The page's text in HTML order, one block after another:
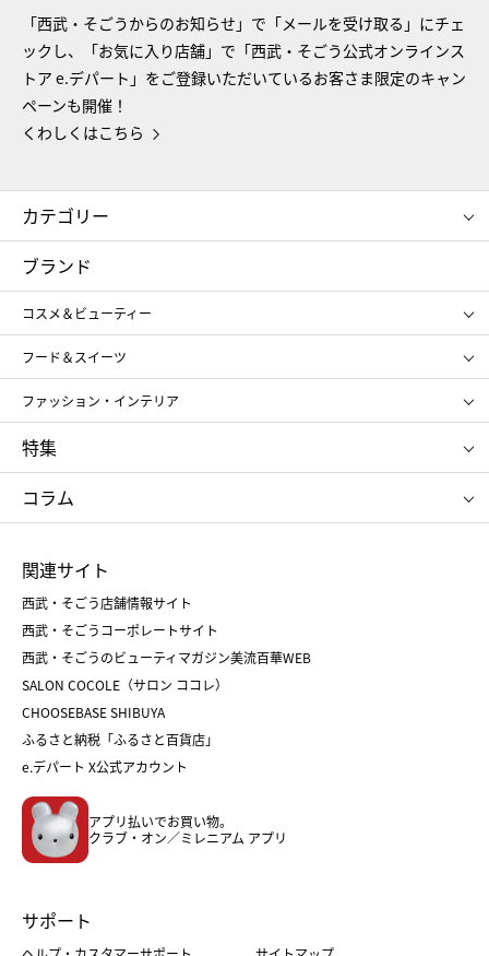
「西武・そごうからのお知らせ」で「メールを受け取る」にチェ
ックし、「お気に入り店舗」で「西武・そごう公式オンラインス
トア e.デパート」をご登録いただいているお客さま限定のキャン
ペーンも開催！
くわしくはこちら
カテゴリー
コスメ＆ビューティー
ギフト
レディース
メンズ
スポーツ・アウトドア
お中元
お歳暮
ブランド
コスメ＆ビューティー
SHISEIDO
ポール&ジョー ボーテ
ジルスチュアート
NARS
RMK
クリニーク
SK-Ⅱ
フード＆スイーツ
アンリ・シャルパンティエ
ゴディバ
新宿高野
たねや
ねんりん家
ファッション・インテリア
ポロ ラルフ ローレン
タケオ キクチ
ママ＆キッズ
シュタイフ
特集
お中元
ひな人形
五月人形
父の日
クリスマスケーキ
ホワイトデー
コラム
菓子折り
和菓子
人気のギフト
バレンタイン
ホワイトデー
おせち
フード
ホーム・キッチン＆アート
関連サイト
西武・そごう店舗情報サイト
西武・そごうコーポレートサイト
西武・そごうのビューティマガジン美流百華WEB
SALON COCOLE（サロン ココレ）
CHOOSEBASE SHIBUYA
ふるさと納税「ふるさと百貨店」
e.デパート X公式アカウント
アプリ払いでお買い物。
クラブ・オン／ミレニアム アプリ
サポート